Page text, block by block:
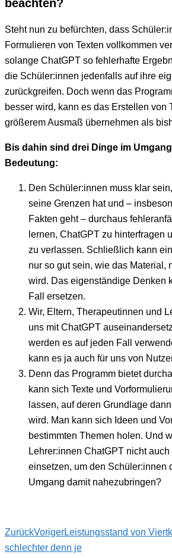
beachten?
Steht nun zu befürchten, dass
Formulieren von Texten vollkommen
solange ChatGPT so fehlerhafte
die Schüler:innen jedenfalls auf ihre
zurückgreifen. Doch wenn das
besser wird, kann es das Erstellen von
größerem Ausmaß übernehmen als
Bis dahin sind drei Dinge im
Bedeutung:
Den Schüler:innen muss klar
seine Grenzen hat und –
Fakten geht – durchaus
lernen, ChatGPT zu hinterfragen
zu verlassen. Schließlich kann
nur so gut sein, wie das Material,
wird. Das eigenständige Denken
Fall ersetzen.
Wir, Eltern, Therapeutinnen und
uns mit ChatGPT
werden es auf jeden Fall
kann es ja auch für uns von
Denn das Programm bietet
kann sich Texte und
lassen, auf deren Grundlage
wird. Man kann sich Ideen und
bestimmten Themen holen. Und
Lehrer:innen ChatGPT nicht
einsetzen, um den Schüler:innen
Umgang damit nahezubringen?
ZurückVorigerLeistungsstand von
schlechter denn je